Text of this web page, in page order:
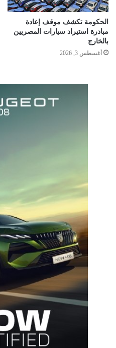
الحكومة تكشف موقف إعادة
مبادرة استيراد سيارات المصريين
بالخارج
أغسطس 3, 2026